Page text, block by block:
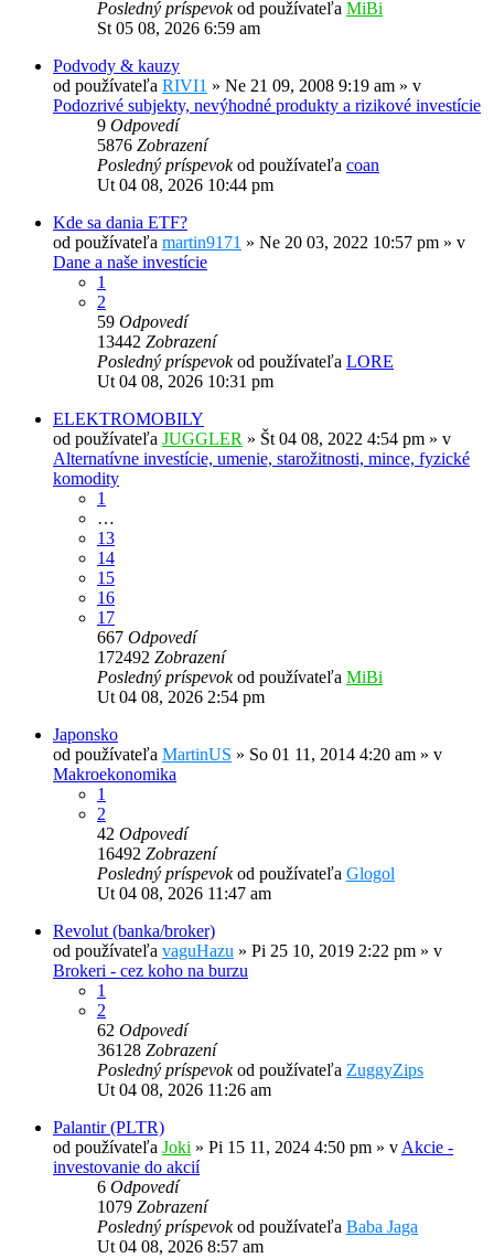
Posledný príspevokod používateľa MiBi
St 05 08, 2026 6:59 am
Podvody & kauzy
od používateľa RIVI1 » Ne 21 09, 2008 9:19 am » v
Podozrivé subjekty, nevýhodné produkty a rizikové investície
9 Odpovedí
5876 Zobrazení
Posledný príspevokod používateľa coan
Ut 04 08, 2026 10:44 pm
Kde sa dania ETF?
od používateľa martin9171 » Ne 20 03, 2022 10:57 pm » v
Dane a naše investície
1
2
59 Odpovedí
13442 Zobrazení
Posledný príspevokod používateľa LORE
Ut 04 08, 2026 10:31 pm
ELEKTROMOBILY
od používateľa JUGGLER » Št 04 08, 2022 4:54 pm » v
Alternatívne investície, umenie, starožitnosti, mince, fyzické
komodity
1
…
13
14
15
16
17
667 Odpovedí
172492 Zobrazení
Posledný príspevokod používateľa MiBi
Ut 04 08, 2026 2:54 pm
Japonsko
od používateľa MartinUS » So 01 11, 2014 4:20 am » v
Makroekonomika
1
2
42 Odpovedí
16492 Zobrazení
Posledný príspevokod používateľa Glogol
Ut 04 08, 2026 11:47 am
Revolut (banka/broker)
od používateľa vaguHazu » Pi 25 10, 2019 2:22 pm » v
Brokeri - cez koho na burzu
1
2
62 Odpovedí
36128 Zobrazení
Posledný príspevokod používateľa ZuggyZips
Ut 04 08, 2026 11:26 am
Palantir (PLTR)
od používateľa Joki » Pi 15 11, 2024 4:50 pm » vAkcie -
investovanie do akcií
6 Odpovedí
1079 Zobrazení
Posledný príspevokod používateľa Baba Jaga
Ut 04 08, 2026 8:57 am